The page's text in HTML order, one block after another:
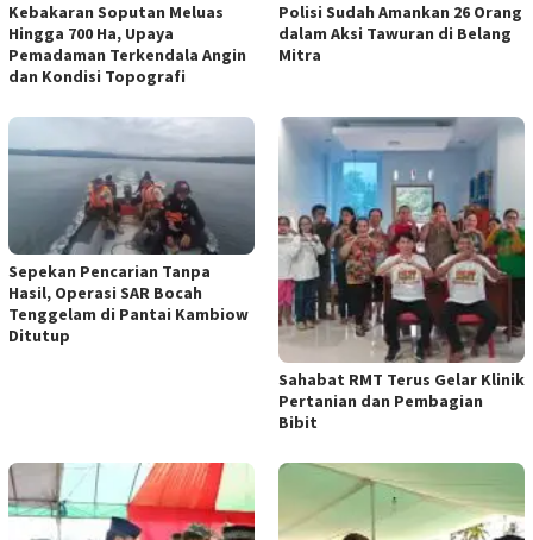
Kebakaran Soputan Meluas
Hingga 700 Ha, Upaya
Pemadaman Terkendala Angin
dan Kondisi Topografi
Polisi Sudah Amankan 26 Orang
dalam Aksi Tawuran di Belang
Mitra
Sepekan Pencarian Tanpa
Hasil, Operasi SAR Bocah
Tenggelam di Pantai Kambiow
Ditutup
Sahabat RMT Terus Gelar Klinik
Pertanian dan Pembagian
Bibit